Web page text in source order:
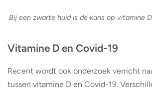
Bij een zwarte huid is de kans op vitamine
Vitamine D en Covid-19
Recent wordt ook onderzoek verricht
tussen vitamine D en Covid-19.